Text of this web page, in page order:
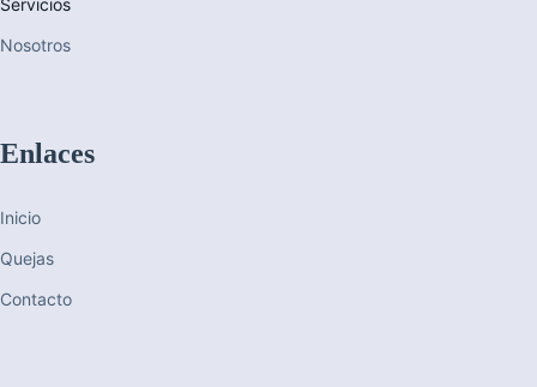
Servicios
Nosotros
Enlaces
Inicio
Quejas
Contacto